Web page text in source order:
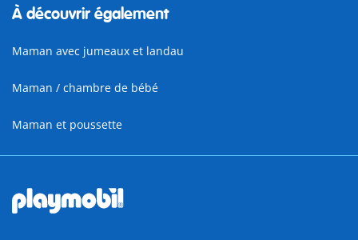
À découvrir également
Maman avec jumeaux et landau
Maman / chambre de bébé
Maman et poussette